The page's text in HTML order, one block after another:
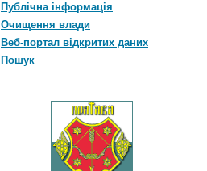
Публічна інформація
Очищення влади
Веб-портал відкритих даних
Пошук